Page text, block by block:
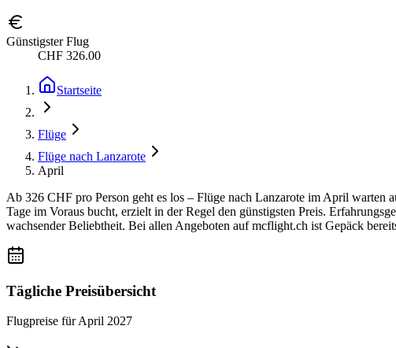
Günstigster Flug
CHF 326.00
Startseite
Flüge
Flüge nach Lanzarote
April
Ab 326 CHF pro Person geht es los – Flüge nach Lanzarote im April warten
Tage im Voraus bucht, erzielt in der Regel den günstigsten Preis.
wachsender Beliebtheit. Bei allen Angeboten auf mcflight.ch ist Gepäck
Tägliche Preisübersicht
Flugpreise fürApril 2027